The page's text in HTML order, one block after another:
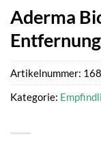
Aderma
Artikelnummer:
Kategorie: